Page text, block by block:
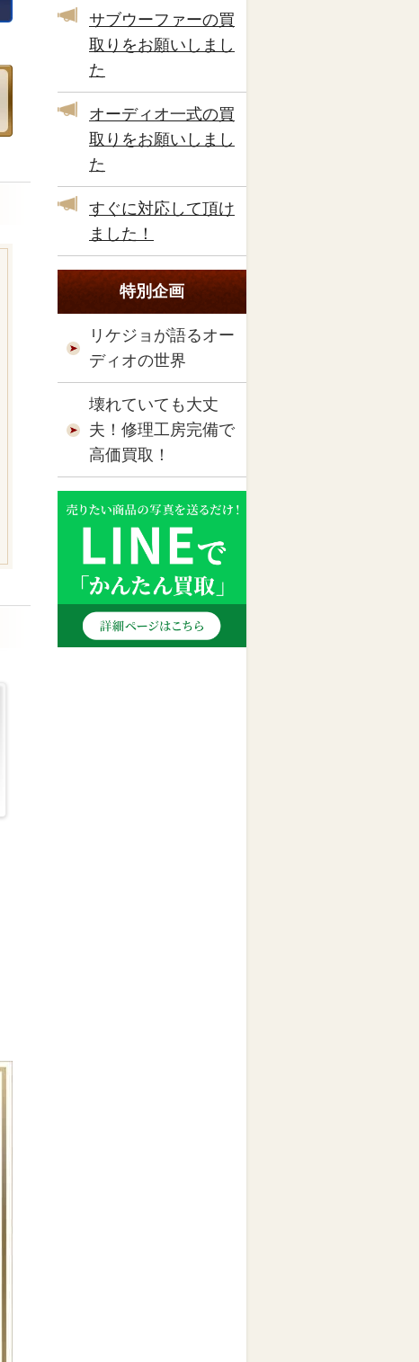
サブウーファーの買
取りをお願いしまし
た
オーディオ一式の買
取りをお願いしまし
た
すぐに対応して頂け
ました！
特別企画
リケジョが語るオー
ディオの世界
壊れていても大丈
夫！修理工房完備で
高価買取！